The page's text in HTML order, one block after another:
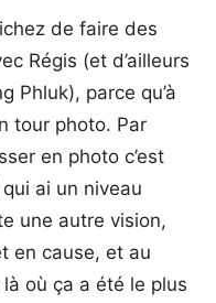
de faire des
Régis (et d’ailleurs
Phluk), parce qu’à
tour photo. Par
en photo c’est
ai un niveau
une autre vision,
en cause, et au
où ça a été le plus